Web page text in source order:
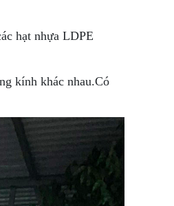
hạt nhựa LDPE
kính khác nhau.Có